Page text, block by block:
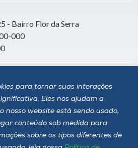
para tornar suas interações
Eles nos ajudam a
nosso website está sendo usado,
conteúdo sob medida para
sobre os tipos diferentes de
- Bairro Flor da Serra
000